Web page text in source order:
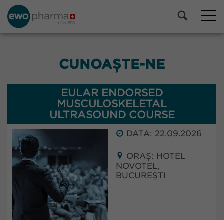
CUNOAȘTE-NE
EULAR ENDORSED
MUSCULOSKELETAL
ULTRASOUND COURSE
DATA: 22.09.2026
ORAȘ: HOTEL
NOVOTEL,
BUCUREȘTI